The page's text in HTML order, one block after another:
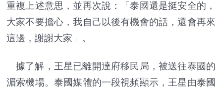
重複上述意思，並再次說：「泰國還是挺安全的，
大家不要擔心，我自己以後有機會的話，還會再來
這邊，謝謝大家」。
據了解，王星已離開達府移民局，被送往泰國的
湄索機場。泰國媒體的一段視頻顯示，王星由泰國